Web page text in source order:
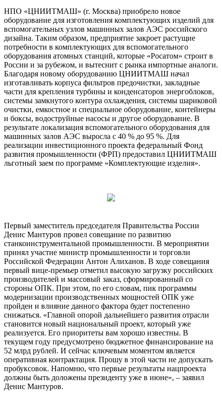
НПО «ЦНИИТМАШ» (г. Москва) приобрело новое
оборудование для изготовления комплектующих изделий для
вспомогательных узлов машинных залов АЭС российского
дизайна. Таким образом, предприятие закроет растущие
потребности в комплектующих для вспомогательного
оборудования атомных станций, которые «Росатом» строит в
России и за рубежом, и вытеснит с рынка импортные аналоги.
Благодаря новому оборудованию ЦНИИТМАШ начал
изготавливать корпуса фильтров предочистки, закладные
части для крепления турбины и конденсаторов энергоблоков,
системы замкнутого контура охлаждения, системы шариковой
очистки, емкостное и специальное оборудование, контейнеры
и боксы, водоструйные насосы и другое оборудование. В
результате локализация вспомогательного оборудования для
машинных залов АЭС выросла с 40 % до 95 %. Для
реализации инвестиционного проекта федеральный Фонд
развития промышленности (ФРП) предоставил ЦНИИТМАШ
льготный заем по программе «Комплектующие изделия».
Первый заместитель председателя Правительства России
Денис Мантуров провел совещание по развитию
станкоинструментальной промышленности. В мероприятии
принял участие министр промышленности и торговли
Российской Федерации Антон Алиханов. В ходе совещания
первый вице-премьер отметил высокую загрузку российских
производителей и массовый заказ, сформированный со
стороны ОПК. При этом, по его словам, пик программы
модернизации производственных мощностей ОПК уже
пройден и влияние данного фактора будет постепенно
снижаться. «Главной опорой дальнейшего развития отрасли
становится новый национальный проект, который уже
реализуется. Его приоритеты вам хорошо известны. В
текущем году предусмотрено бюджетное финансирование на
52 млрд рублей. И сейчас ключевым моментом является
оперативная контрактация. Прошу в этой части не допускать
пробуксовок. Напомню, что первые результаты нацпроекта
должны быть доложены президенту уже в июне», – заявил
Денис Мантуров.